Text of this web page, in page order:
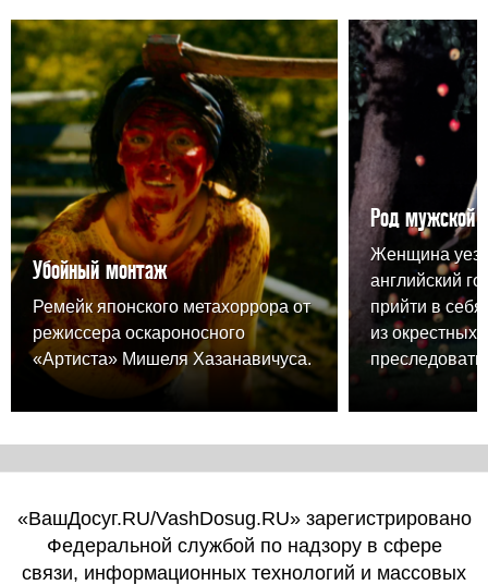
Убойный монтаж
Ремейк японского метахоррора от
режиссера оскароносного
«Артиста» Мишеля Хазанавичуса.
Род мужской
Женщина
английский
прийти в
из окрестных
преследовать.
«ВашДосуг.RU/VashDosug.RU» зарегистрировано
Федеральной службой по надзору в сфере
связи, информационных технологий и массовых